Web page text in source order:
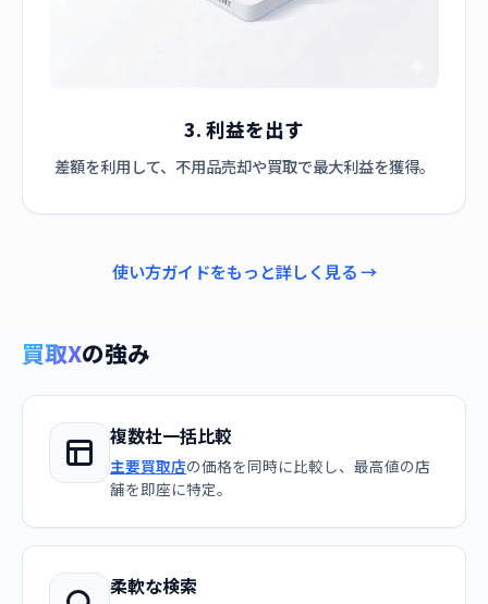
3. 利益を出す
差額を利用して、不用品売却や買取で最大利益を獲得。
使い方ガイドをもっと詳しく見る →
買取Xの強み
複数社一括比較
主要買取店の価格を同時に比較し、最高値の店
舗を即座に特定。
柔軟な検索